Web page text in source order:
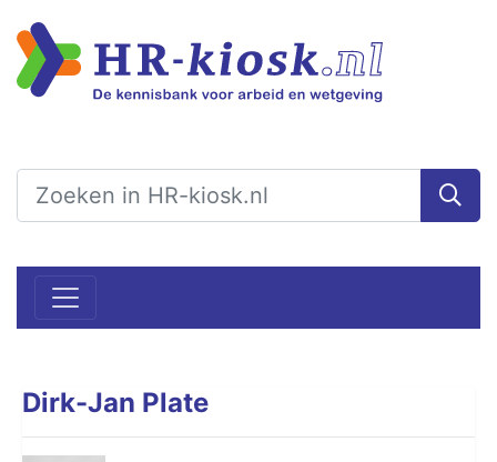
Dirk-Jan Plate